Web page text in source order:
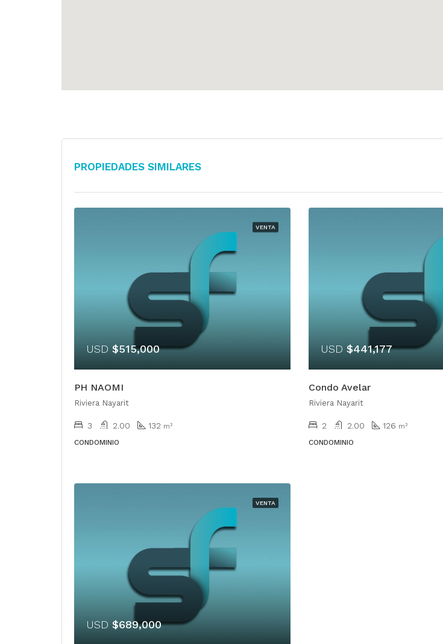
Propiedades Similares
VENTA
USD $515,000
PH NAOMI
Riviera Nayarit
3 2.00 132 m²
CONDOMINIO
USD $441,177
Condo Avelar
Riviera Nayarit
2 2.00 126 m²
CONDOMINIO
VENTA
USD $689,000